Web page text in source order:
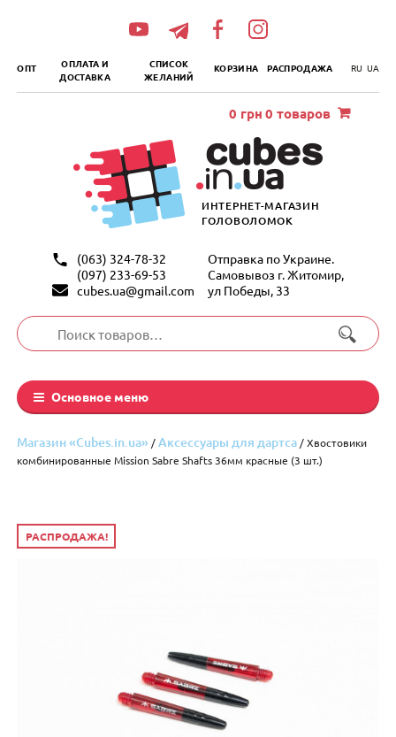
ОПТ
ОПЛАТА И
ДОСТАВКА
СПИСОК
ЖЕЛАНИЙ
КОРЗИНА РАСПРОДАЖА RU UA
ИНТЕРНЕТ-МАГАЗИН
ГОЛОВОЛОМОК
(063) 324-78-32
(097) 233-69-53
cubes.ua@gmail.com
Отправка по Украине.
Самовывоз г. Житомир,
ул Победы, 33
Искать:
Основное меню
0 грн 0 товаров
Магазин «Cubes.in.ua» /Аксессуары для дартса / Хвостовики
комбинированные Mission Sabre Shafts 36мм красные (3 шт.)
РАСПРОДАЖА!